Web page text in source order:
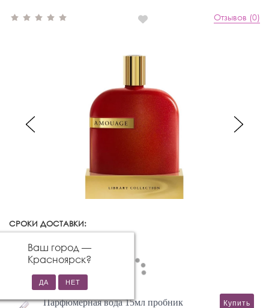
Отзывов (0)
СРОКИ ДОСТАВКИ:
Ваш город —
Красноярск?
Парфюмерная вода 15мл пробник Купить